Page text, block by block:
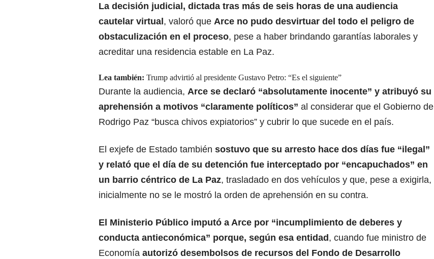
La decisión judicial, dictada tras más de seis horas de una audiencia
cautelar virtual , valoró que Arce no pudo desvirtuar del todo el peligro de
obstaculización en el proceso, pese a haber brindando garantías laborales y
acreditar una residencia estable en La Paz.
Lea también: Trump advirtió al presidente Gustavo Petro: “Es el siguiente”
Durante la audiencia, Arce se declaró “absolutamente inocente” y atribuyó su
aprehensión a motivos “claramente políticos” al considerar que el Gobierno de
Rodrigo Paz “busca chivos expiatorios” y cubrir lo que sucede en el país.
El exjefe de Estado también sostuvo que su arresto hace dos días fue “ilegal”
y relató que el día de su detención fue interceptado por “encapuchados” en
un barrio céntrico de La Paz, trasladado en dos vehículos y que, pese a exigirla,
inicialmente no se le mostró la orden de aprehensión en su contra.
El Ministerio Público imputó a Arce por “incumplimiento de deberes y
conducta antieconómica” porque, según esa entidad , cuando fue ministro de
Economía autorizó desembolsos de recursos del Fondo de Desarrollo